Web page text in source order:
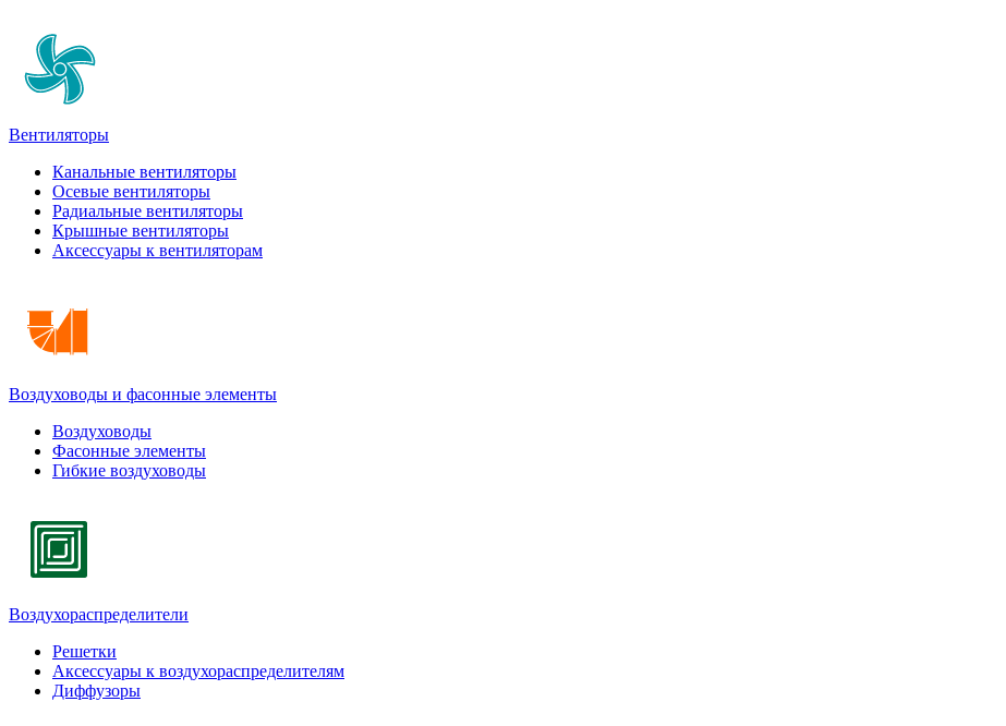
Вентиляторы
Канальные вентиляторы
Осевые вентиляторы
Радиальные вентиляторы
Крышные вентиляторы
Аксессуары к вентиляторам
Воздуховоды и фасонные элементы
Воздуховоды
Фасонные элементы
Гибкие воздуховоды
Воздухораспределители
Решетки
Аксессуары к воздухораспределителям
Диффузоры